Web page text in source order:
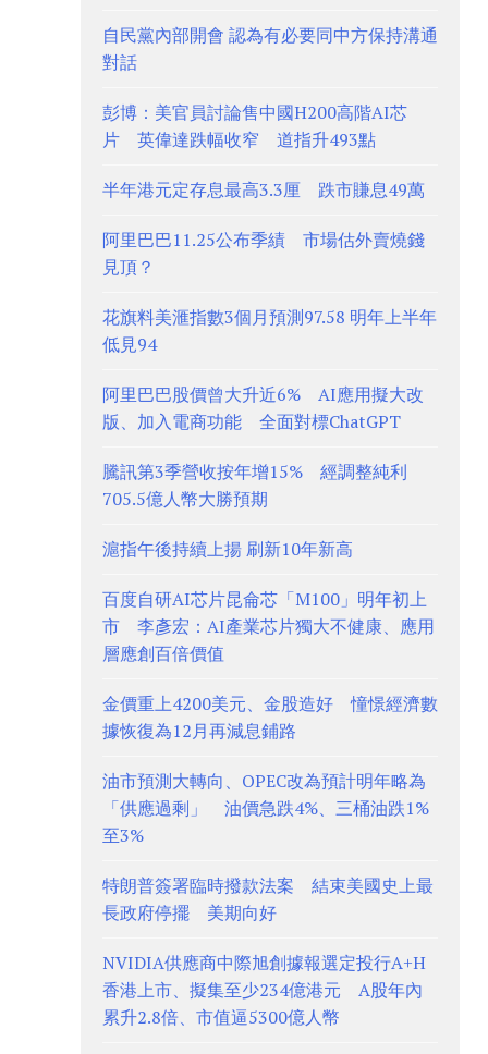
自民黨內部開會 認為有必要同中方保持溝通
對話
彭博：美官員討論售中國H200高階AI芯
片 英偉達跌幅收窄 道指升493點
半年港元定存息最高3.3厘 跌市賺息49萬
阿里巴巴11.25公布季績 市場估外賣燒錢
見頂？
花旗料美滙指數3個月預測97.58 明年上半年
低見94
阿里巴巴股價曾大升近6% AI應用擬大改
版、加入電商功能 全面對標ChatGPT
騰訊第3季營收按年增15% 經調整純利
705.5億人幣大勝預期
滬指午後持續上揚 刷新10年新高
百度自研AI芯片昆侖芯「M100」明年初上
市 李彥宏：AI產業芯片獨大不健康、應用
層應創百倍價值
金價重上4200美元、金股造好 憧憬經濟數
據恢復為12月再減息鋪路
油市預測大轉向、OPEC改為預計明年略為
「供應過剩」 油價急跌4%、三桶油跌1%
至3%
特朗普簽署臨時撥款法案 結束美國史上最
長政府停擺 美期向好
NVIDIA供應商中際旭創據報選定投行A+H
香港上市、擬集至少234億港元 A股年內
累升2.8倍、市值逼5300億人幣